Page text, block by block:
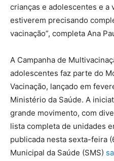
crianças e adolescentes e a
estiverem precisando
vacinação”, completa Ana
A Campanha de
adolescentes faz parte do
Vacinação, lançado em
Ministério da Saúde. A
grande movimento, com
lista completa de unidades
publicada nesta sexta-feira
Municipal da Saúde (SMS)